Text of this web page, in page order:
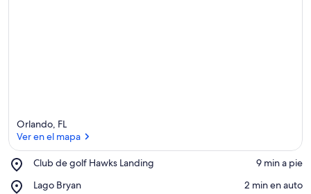
Orlando, FL
Ver en el mapa
Club de golf Hawks Landing
Place,
de
‪9 min a pie‬
Lago Bryan
Place,
‪2 min en auto‬